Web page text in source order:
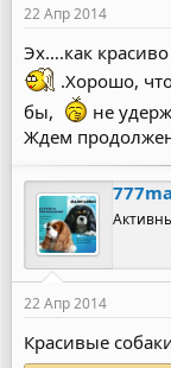
22 Апр 2014
Эх….как
.Хорошо,
бы,
не
Ждем
22 Апр 2014
Красивые